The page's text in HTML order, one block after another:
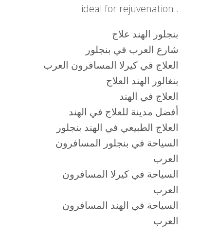
ideal for rejuvenation..
بنجلور الهند علاج
شارع العرب في بنجلور
العلاج في كيرلا المسافرون العرب
بنغالور الهند العلاج
العلاج في الهند
أفضل مدينة للعلاج في الهند
العلاج الطبيعي في الهند بنجلور
السياحة في بنجلور المسافرون
العرب
السياحة في كيرلا المسافرون
العرب
السياحة في الهند المسافرون
العرب